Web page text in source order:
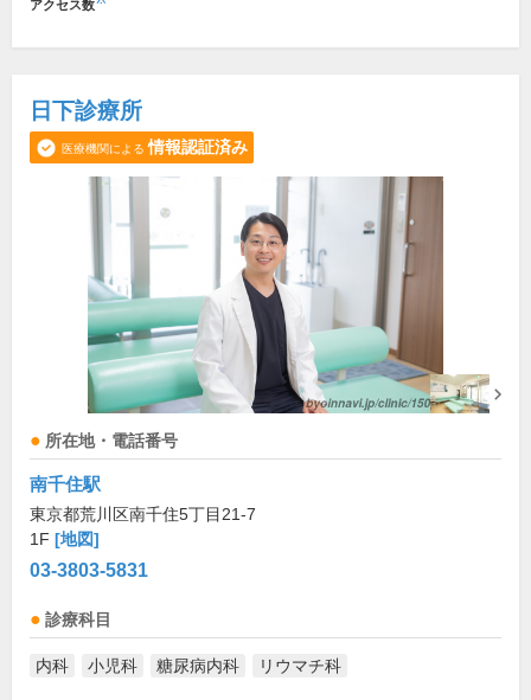
アクセス数
日下診療所
医療機関による 情報認証済み
所在地・電話番号
南千住駅
東京都荒川区南千住5丁目21-7
1F [地図]
03-3803-5831
診療科目
内科 小児科 糖尿病内科 リウマチ科